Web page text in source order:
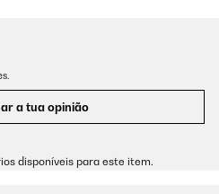
a tua opinião
disponíveis para este item.